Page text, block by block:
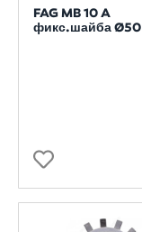
FAG MB 10 A
фикс.шайба Ø50